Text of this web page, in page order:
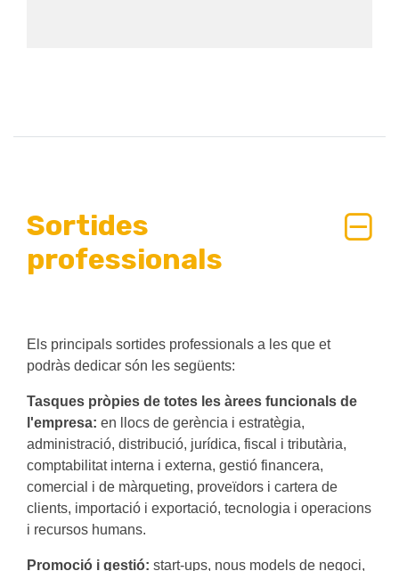
Sortides
professionals
Els principals sortides professionals a les que et
podràs dedicar són les següents:
Tasques pròpies de totes les àrees funcionals de
l'empresa: en llocs de gerència i estratègia,
administració, distribució, jurídica, fiscal i tributària,
comptabilitat interna i externa, gestió financera,
comercial i de màrqueting, proveïdors i cartera de
clients, importació i exportació, tecnologia i operacions
i recursos humans.
Promoció i gestió: start-ups, nous models de negoci,